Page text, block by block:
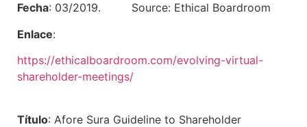
Fecha: 03/2019. Source: Ethical Boardroom
Enlace:
https://ethicalboardroom.com/evolving-virtual-
shareholder-meetings/
Título: Afore Sura Guideline to Shareholder